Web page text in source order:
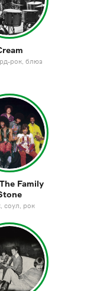
рок блюз
Family
соул рок